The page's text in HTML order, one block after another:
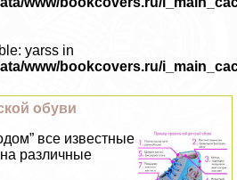
yarss in
www/bookcovers.ru/
обуви
все известные
различные